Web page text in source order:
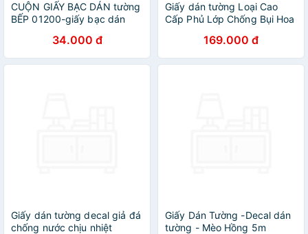
CUỘN GIẤY BẠC DÁN tường
BẾP 01200-giấy bạc dán
34.000 đ
Giấy dán tường Loại Cao
Cấp Phủ Lớp Chống Bụi Hoa
HPMWallpaper169.000 đ
Giấy dán tường decal giả đá
chống nước chịu nhiệt
Giấy Dán Tường -Decal dán
tường - Mèo Hồng 5m